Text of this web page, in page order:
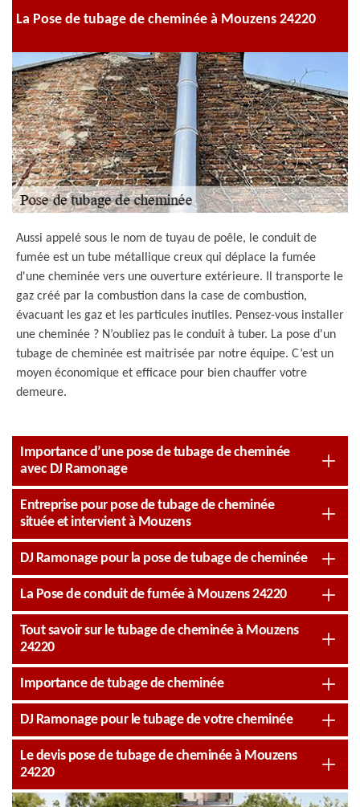
La Pose de tubage de cheminée à Mouzens 24220
Aussi appelé sous le nom de tuyau de poêle, le conduit de
fumée est un tube métallique creux qui déplace la fumée
d'une cheminée vers une ouverture extérieure. Il transporte le
gaz créé par la combustion dans la case de combustion,
évacuant les gaz et les particules inutiles. Pensez-vous installer
une cheminée ? N’oubliez pas le conduit à tuber. La pose d'un
tubage de cheminée est maitrisée par notre équipe. C’est un
moyen économique et efficace pour bien chauffer votre
demeure.
Importance d’une pose de tubage de cheminée
avec DJ Ramonage
Entreprise pour pose de tubage de cheminée
située et intervient à Mouzens
DJ Ramonage pour la pose de tubage de cheminée
La Pose de conduit de fumée à Mouzens 24220
Tout savoir sur le tubage de cheminée à Mouzens
24220
Importance de tubage de cheminée
DJ Ramonage pour le tubage de votre cheminée
Le devis pose de tubage de cheminée à Mouzens
24220